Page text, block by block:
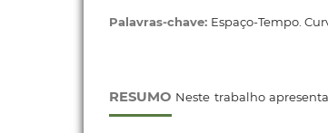
Palavras-chave: Espaço-Tempo.
RESUMO Neste trabalho